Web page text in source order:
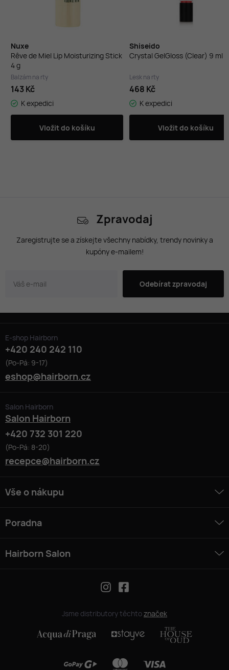
Nuxe
Rêve de Miel Lip Moisturizing Stick
4 g
Balzám na rty
143 Kč
K expedici
Vložit do košíku
Shiseido
Crystal GelGloss (Clear) 9 ml
Lesk na rty
468 Kč
K expedici
Vložit do košíku
Zpravodaj
Zaregistrujte se a získejte všechny nabídky, trendy novinky a
kupóny e-mailem!
Odebírat zpravodaj
E-shop Hairborn
+420 240 242 110
(Po-Pá: 9-17)
eshop@hairborn.cz
Salon Hairborn
Salon Hairborn
+420 732 301 220
(Po-Pá: 8-20)
recepce@hairborn.cz
Vše o nákupu
Poradna
Hairborn Salon
Jsme distributory těchtoznaček